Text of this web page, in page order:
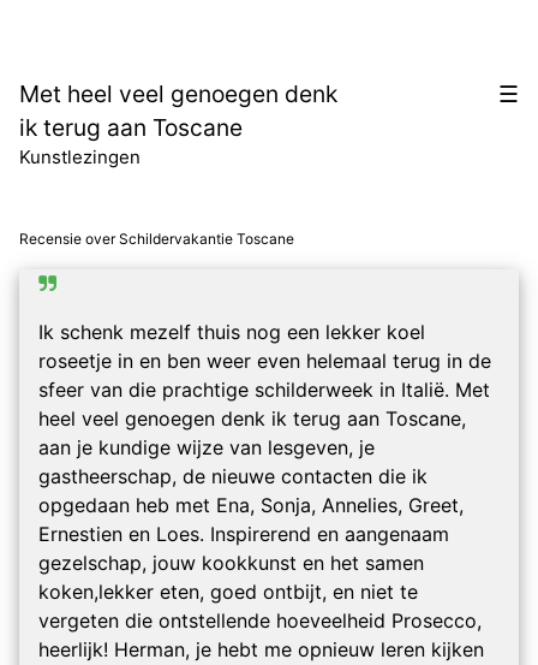
de
inhoud
Met heel veel genoegen denk
ik terug aan Toscane
Kunstlezingen
☰
Recensie overSchildervakantie Toscane
Ik schenk mezelf thuis nog een lekker koel
roseetje in en ben weer even helemaal terug in de
sfeer van die prachtige schilderweek in Italië. Met
heel veel genoegen denk ik terug aan Toscane,
aan je kundige wijze van lesgeven, je
gastheerschap, de nieuwe contacten die ik
opgedaan heb met Ena, Sonja, Annelies, Greet,
Ernestien en Loes. Inspirerend en aangenaam
gezelschap, jouw kookkunst en het samen
koken,lekker eten, goed ontbijt, en niet te
vergeten die ontstellende hoeveelheid Prosecco,
heerlijk! Herman, je hebt me opnieuw leren kijken